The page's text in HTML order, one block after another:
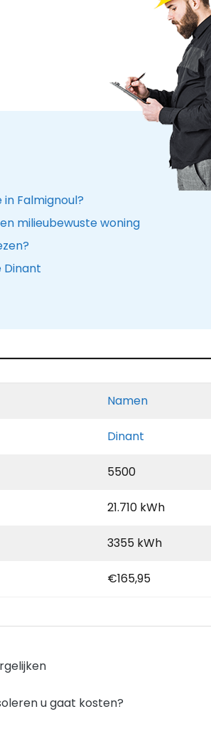
Falmignoul?
milieubewuste woning
Dinant
Namen
Dinant
5500
21.710 kWh
3355 kWh
€165,95
u gaat kosten?